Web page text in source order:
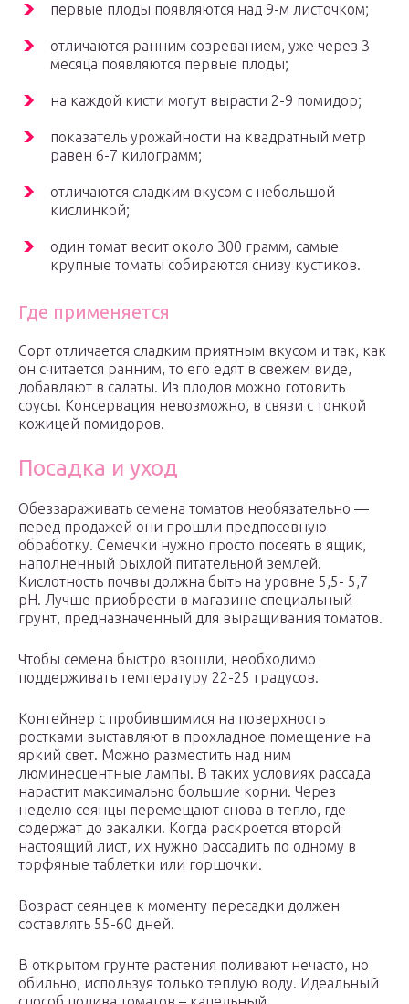
первые плоды появляются над 9-м листочком;
отличаются ранним созреванием, уже через 3
месяца появляются первые плоды;
на каждой кисти могут вырасти 2-9 помидор;
показатель урожайности на квадратный метр
равен 6-7 килограмм;
отличаются сладким вкусом с небольшой
кислинкой;
один томат весит около 300 грамм, самые
крупные томаты собираются снизу кустиков.
Где применяется
Сорт отличается сладким приятным вкусом и так, как
он считается ранним, то его едят в свежем виде,
добавляют в салаты. Из плодов можно готовить
соусы. Консервация невозможно, в связи с тонкой
кожицей помидоров.
Посадка и уход
Обеззараживать семена томатов необязательно —
перед продажей они прошли предпосевную
обработку. Семечки нужно просто посеять в ящик,
наполненный рыхлой питательной землей.
Кислотность почвы должна быть на уровне 5,5- 5,7
pH. Лучше приобрести в магазине специальный
грунт, предназначенный для выращивания томатов.
Чтобы семена быстро взошли, необходимо
поддерживать температуру 22-25 градусов.
Контейнер с пробившимися на поверхность
ростками выставляют в прохладное помещение на
яркий свет. Можно разместить над ним
люминесцентные лампы. В таких условиях рассада
нарастит максимально большие корни. Через
неделю сеянцы перемещают снова в тепло, где
содержат до закалки. Когда раскроется второй
настоящий лист, их нужно рассадить по одному в
торфяные таблетки или горшочки.
Возраст сеянцев к моменту пересадки должен
составлять 55-60 дней.
В открытом грунте растения поливают нечасто, но
обильно, используя только теплую воду. Идеальный